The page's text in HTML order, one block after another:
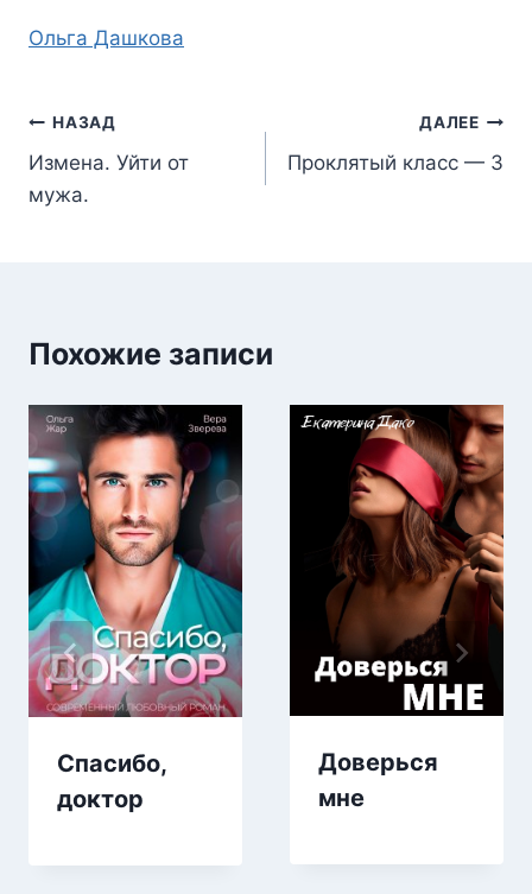
Метки
Ольга Дашкова
Навигация
по
записям
НАЗАД
Измена. Уйти от
мужа.
ДАЛЕЕ
Проклятый класс — 3
Похожие записи
Спасибо,
доктор
Доверься
мне